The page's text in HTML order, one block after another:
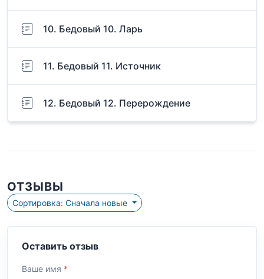
10. Бедовый 10. Ларь
11. Бедовый 11. Источник
12. Бедовый 12. Перерождение
ОТЗЫВЫ
Сортировка: Сначала новые
Оставить отзыв
Ваше имя *